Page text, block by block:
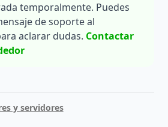
temporalmente. Puedes
de soporte al
aclarar dudas. Contactar
y servidores